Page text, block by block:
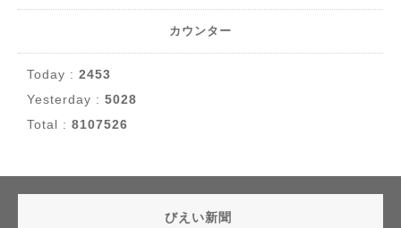
カウンター
Today : 2453
Yesterday : 5028
Total : 8107526
びえい新聞